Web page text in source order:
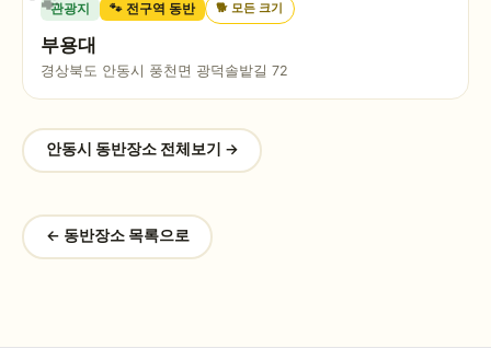
관광지 🐾 전구역 동반 🐕 모든 크기
부용대
경상북도 안동시 풍천면 광덕솔밭길 72
안동시 동반장소 전체보기 →
← 동반장소 목록으로